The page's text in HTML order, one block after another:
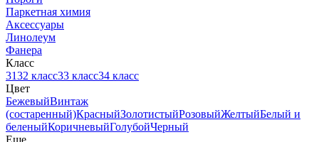
Паркетная химия
Аксессуары
Линолеум
Фанера
Класс
3132 класс33 класс34 класс
Цвет
БежевыйВинтаж
(состаренный)КрасныйЗолотистыйРозовыйЖелтыйБелый и
беленыйКоричневыйГолубойЧерный
Еще